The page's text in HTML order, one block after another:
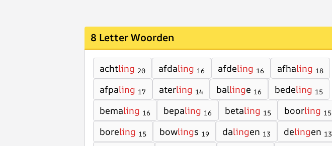
8 Letter Woorden
achtling 20 afdaling 16 afdeling 16 afhaling 18
afpaling 17 aterling 14 ballinge 16 bedeling 15
bemaling 16 bepaling 16 betaling 15 boorling 15
boreling 15 bowlings 19 dalingen 13 delingen 13